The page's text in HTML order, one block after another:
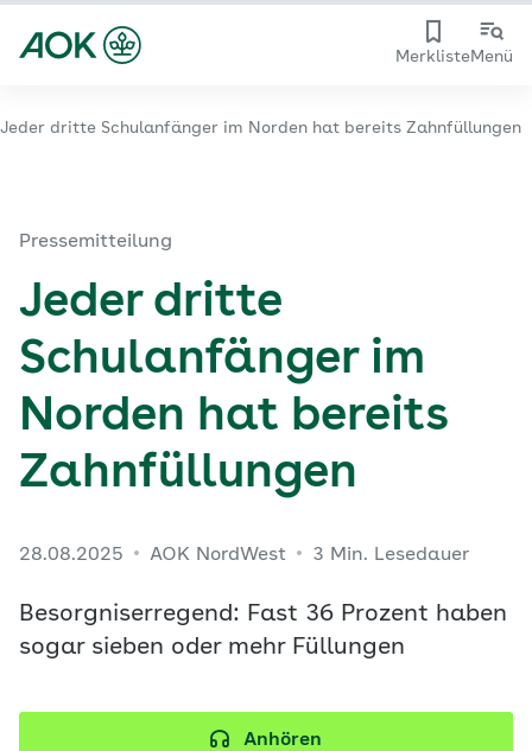
MerklisteMenü
Jeder dritte Schulanfänger im Norden hat bereits Zahnfüllungen
Pressemitteilung
Jeder dritte
Schulanfänger im
Norden hat bereits
Zahnfüllungen
28.08.2025 AOK NordWest 3 Min. Lesedauer
Besorgniserregend: Fast 36 Prozent haben
sogar sieben oder mehr Füllungen
Anhören